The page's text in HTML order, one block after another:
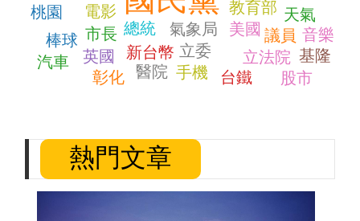
教育部
美國
電影
氣象局
總統
市長
新台幣
英國
立委
手機
桃園
議員
天氣
立法院
醫院
台鐵
基隆
股市
棒球
彰化
汽車
音樂
熱門文章